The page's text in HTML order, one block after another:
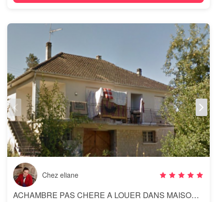
Chez eliane
ACHAMBRE PAS CHERE A LOUER DANS MAISON village 46